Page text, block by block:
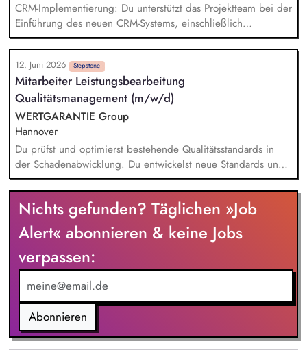
CRM-Implementierung: Du unterstützt das Projektteam bei der
Einführung des neuen CRM-Systems, einschließlich
Datenpflege, Testing und Begleitung des Rollouts.
Tagesgeschäft Commercial Development: Du übernimmst
operative Aufgaben im Tagesgeschäft, etwa die Pflege von
Dashboards, die Betreuung des Reklamationstools sowie die
Vorbereitung von Unterlagen für Board-Meetings.
Kommunikation & Vertriebsunterstützung: Du unterstützt die
Kommunikation mit internationalen Tradern, Kunden sowie
Messekontakten und trägst so zur Vertriebsunterstützung bei.
Marketing: Du unterstützt bei der Pflege der IMS-Website
sowie im Bereich Lead-Generierung und Mailing-Kampagnen.
12. Juni 2026 Stepstone
Mitarbeiter Leistungsbearbeitung
Qualitätsmanagement (m/w/d)
WERTGARANTIE Group
Hannover
Du prüfst und optimierst bestehende Qualitätsstandards in
der Schadenabwicklung. Du entwickelst neue Standards und
setzt sie um, um ein erstklassiges Servicelevel
sicherzustellen. Du baust aussagekräftige Qualitätskennzahlen
auf, behältst sie im Blick und entwickelst sie kontinuierlich
weiter. Du konzipierst und führst Schulungen für
Mitarbeitende durch. Du verbesserst Prozesse proaktiv, indem
du Feedback und Qualitätsdaten strukturiert analysierst.
Nichts gefunden? Täglichen »Job
Alert« abonnieren & keine Jobs
verpassen:
Abonnieren